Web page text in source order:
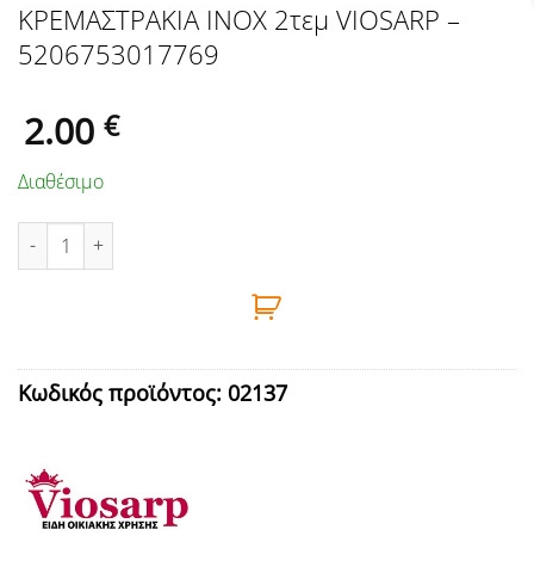
ΚΡΕΜΑΣΤΡΑΚΙΑ INOX 2τεμ VIOSARP –
5206753017769
2.00 €
Διαθέσιμο
ΚΡΕΜΑΣΤΡΑΚΙΑ INOX 2τεμ VIOSARP - 5206753017769 ποσότητα
Κωδικός προϊόντος: 02137